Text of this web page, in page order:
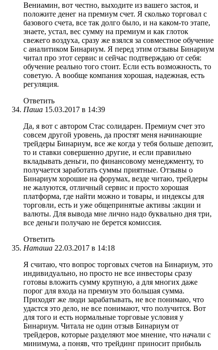
Вениамин, вот честно, выходите из вашего застоя, и
положите денег на премиум счет. Я сколько торговал с
базового счета, все так долго было, и на каком-то этапе,
знаете, устал, вес сумму на премиум и как глоток
свежего воздуха, сразу же взялся за совместное обучение
с аналитиком Бинариум. Я перед этим отзывы Бинариум
читал про этот сервис и сейчас подтверждаю от себя:
обучение реально того стоит. Если есть возможность, то
советую. А вообще компания хорошая, надежная, есть
регуляция.
Ответить
Паша 15.03.2017 в 14:39
Да, я вот с автором Стас солидарен. Премиум счет это
совсем другой уровень, да простят меня начинающие
трейдеры Бинариум, все же когда у тебя больше депозит,
то и ставки совершенно другие, и если правильно
вкладывать деньги, по финансовому менеджменту, то
получается заработать суммы приятные. Отзывы о
Бинариум хорошие на форумах, везде читаю, трейдеры
не жалуются, отличный сервис и просто хорошая
платформа, где найти можно и товары, и индексы для
торговли, есть и уже общепринятые активы :акции и
валюты. Для вывода мне лично надо буквально дня три,
все деньги получаю не берется комиссия.
Ответить
Наташа 22.03.2017 в 14:18
Я считаю, что вопрос торговых счетов на Бинариум, это
индивидуально, но просто не все инвесторы сразу
готовы вложить сумму крупную, а для многих даже
порог для входа на премиум это большая сумма.
Приходят же люди зарабатывать, не все понимаю, что
удастся это дело, не все понимают, что получится. Вот
для того и есть нормальные торговые условия у
Бинариум. Читала не один отзыв Бинариум от
трейдеров, которые разделяют мое мнение, что начали с
минимума, а поняв, что трейдинг приносит прибыль